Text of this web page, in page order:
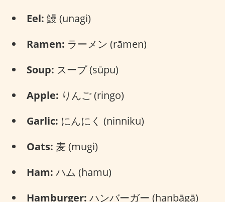
Eel: 鰻 (unagi)
Ramen: ラーメン (rāmen)
Soup: スープ (sūpu)
Apple: りんご (ringo)
Garlic: にんにく (ninniku)
Oats: 麦 (mugi)
Ham: ハム (hamu)
Hamburger: ハンバーガー (hanbāgā)